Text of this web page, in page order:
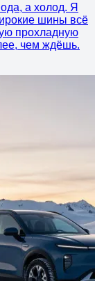
а холод. Я
шины всё
прохладную
чем ждёшь.